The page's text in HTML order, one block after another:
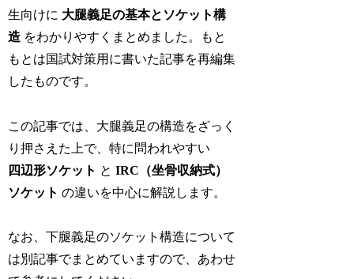
生向けに 大腿義足の基本とソケット構
造 をわかりやすくまとめました。もと
もとは国試対策用に書いた記事を再編集
したものです。
この記事では、大腿義足の構造をざっく
り押さえた上で、特に問われやすい
四辺形ソケット とIRC（坐骨収納式）
ソケット の違いを中心に解説します。
なお、下腿義足のソケット構造について
は別記事でまとめていますので、あわせ